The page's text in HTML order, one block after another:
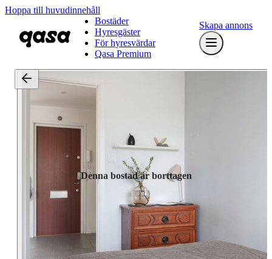
Hoppa till huvudinnehåll
Bostäder
Hyresgäster
För hyresvärdar
Qasa Premium
Skapa annons
Denna bostad är borttagen